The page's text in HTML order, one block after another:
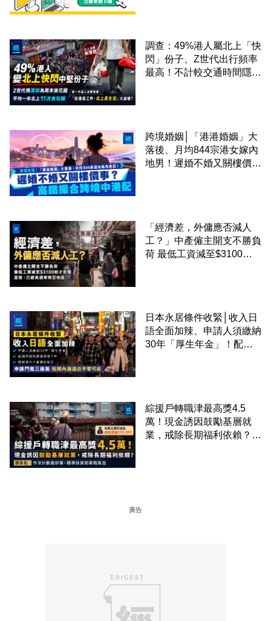
調查：49%港人屬北上「快
閃」份子、Z世代出行頻率
最高！不計較交通時間隱形
跨境婚姻│「港港婚姻」大
落後、月均844宗港女嫁內
地男！遲婚不婚又關樓價
「經濟差，外傭應否減人
工？」中產僱主開支不勝負
荷 最低工資減至$3100蚊
日本永居條件收緊│收入日
語全面加辣、申請人須繳納
30年「厚生年金」！配偶
綜援戶轉職津最高獎4.5
萬！現金誘因鼓勵基層就
業，戒除長期福利依賴？鄧
廣告